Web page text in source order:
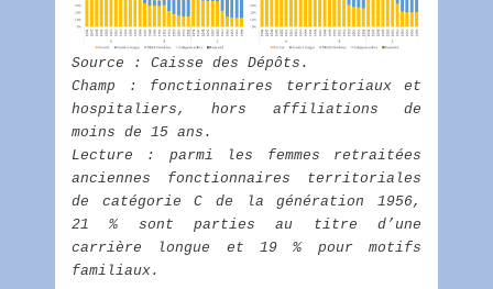
Source : Caisse des Dépôts.
Champ : fonctionnaires territoriaux et
hospitaliers, hors affiliations de
moins de 15 ans.
Lecture : parmi les femmes retraitées
anciennes fonctionnaires territoriales
de catégorie C de la génération 1956,
21 % sont parties au titre d’une
carrière longue et 19 % pour motifs
familiaux.